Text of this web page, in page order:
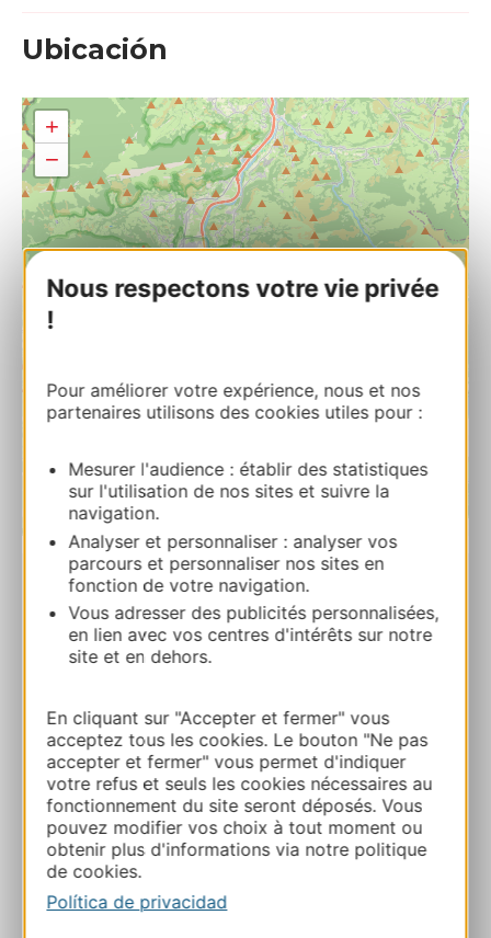
Nous respectons votre vie privée
!
Pour améliorer votre expérience, nous et nos
partenaires utilisons des cookies utiles pour :
Mesurer l'audience : établir des statistiques
sur l'utilisation de nos sites et suivre la
navigation.
Analyser et personnaliser : analyser vos
parcours et personnaliser nos sites en
fonction de votre navigation.
Vous adresser des publicités personnalisées,
en lien avec vos centres d'intérêts sur notre
site et en dehors.
En cliquant sur "Accepter et fermer" vous
acceptez tous les cookies. Le bouton "Ne pas
accepter et fermer" vous permet d'indiquer
votre refus et seuls les cookies nécessaires au
fonctionnement du site seront déposés. Vous
pouvez modifier vos choix à tout moment ou
obtenir plus d'informations via notre politique
de cookies.
Política de privacidad
Ubicación
+
−
LE MOULIN LE PETIT NID
5, impasse des Moulins 65400 ARCIZANS-
DESSUS
+33 (0)5 62 97 08 13
+33 (0)6 84 21 64 49
E-mail